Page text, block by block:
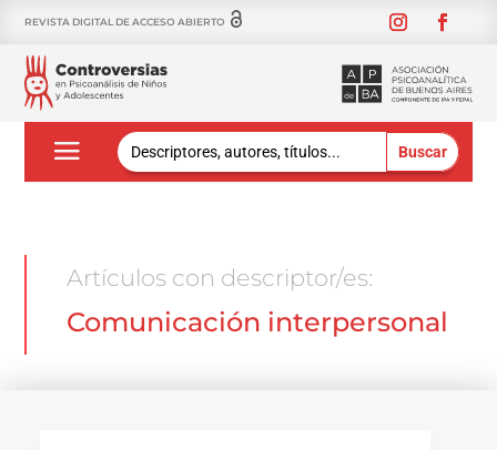
REVISTA DIGITAL DE ACCESO ABIERTO
Buscar:
Artículos con descriptor/es:
Comunicación interpersonal